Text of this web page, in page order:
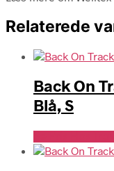
Relaterede
Back On
Blå, S